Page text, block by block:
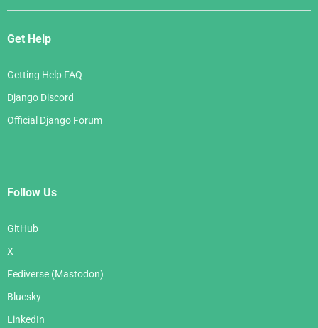
Get Help
Getting Help FAQ
Django Discord
Official Django Forum
Follow Us
GitHub
X
Fediverse (Mastodon)
Bluesky
LinkedIn